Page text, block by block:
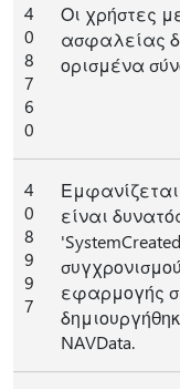
4
0
8
7
6
0
Οι χρήστες
ασφαλείας
ορισμένα
4
0
8
9
9
7
είναι
εφαρμογής
NAVData.